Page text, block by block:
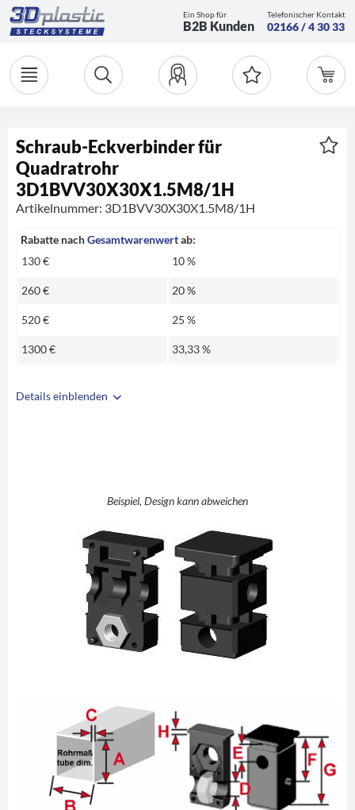
Ein Shop für
B2B Kunden
Telefonischer Kontakt
02166 / 4 30 33
Details einblenden
Beispiel, Design kann abweichen
Schraub-Eckverbinder für
Quadratrohr
3D1BVV30X30X1.5M8/1H
Artikelnummer: 3D1BVV30X30X1.5M8/1H
Rabatte nachGesamtwarenwertab:
130 €
10 %
260 € 20 %
520 € 25 %
1300 € 33,33 %